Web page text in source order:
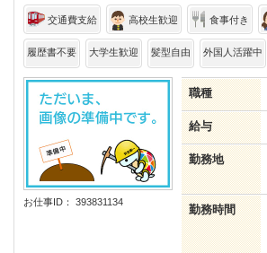
交通費支給 高校生歓迎 食事付き
履歴書不要 大学生歓迎 髪型自由 外国人活躍中
お仕事ID： 393831134
職種
給与
勤務地
勤務時間